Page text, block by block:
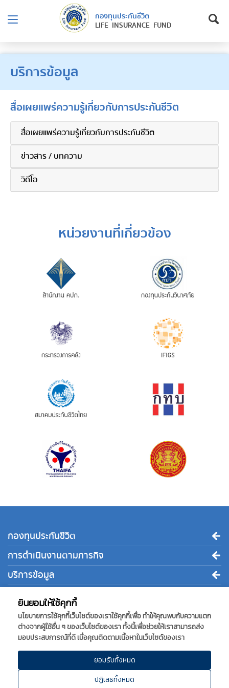
กองทุนประกันชีวิต
LIFE INSURANCE FUND
บริการข้อมูล
สื่อเผยแพร่ความรู้เกี่ยวกับการประกันชีวิต
สื่อเผยแพร่ความรู้เกี่ยวกับการประกันชีวิต
ข่าวสาร / บทความ
วิดีโอ
หน่วยงานที่เกี่ยวข้อง
ยินยอมให้ใช้คุกกี้
นโยบายการใช้คุกกี้เว็บไซต์ของเราใช้คุกกี้เพื่อ ทำให้คุณพบกับความแตก
ต่างจากผู้ใช้อื่น ๆ ของเว็บไซต์ของเรา ทั้งนี้เพื่อช่วยให้เราสามารถส่ง
มอบประสบการณ์ที่ดี เมื่อคุณติดตามเนื้อหาในเว็บไซต์ของเรา
ยอมรับทั้งหมด
ปฏิเสธทั้งหมด
กองทุนประกันชีวิต
การดำเนินงานตามภารกิจ
บริการข้อมูล
กองทุนประกันชีวิต
เลขที่ 1010 อาคารชินวัตร ทาวเวอร์ 3 ชั้นที่ 15 ถนนวิภาวดีรังสิต
แขวงจตุจักร เขตจตุจักร กรุงเทพมหานคร 10900
โทร.0-2791-1333 ให้บริการวันทำการ วันจันทร์ - วันศุกร์ เวลา
08.30 - 16.30 น.
โทรสาร.-